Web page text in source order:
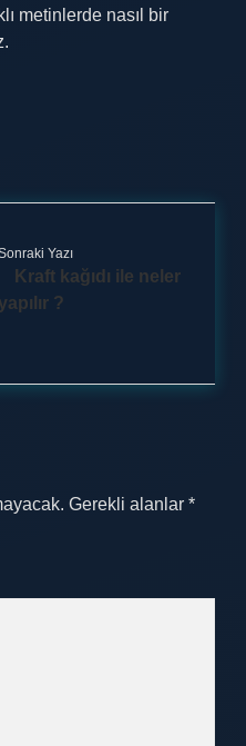
metinlerde nasıl bir
Yazı
Kraft kağıdı ile neler
?
Gerekli alanlar *